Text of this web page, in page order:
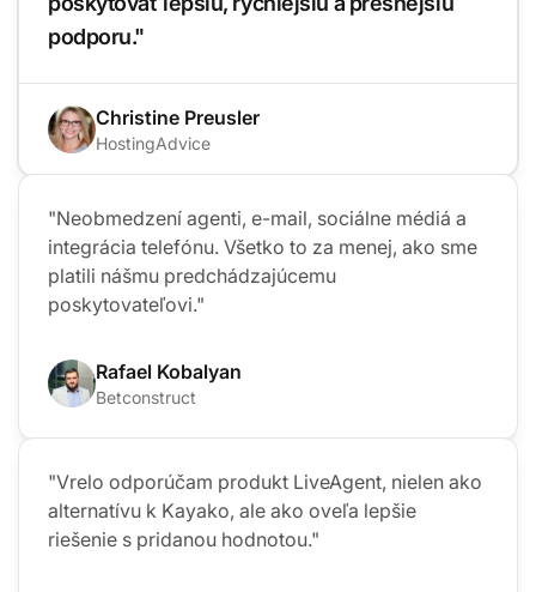
podporu."
Christine Preusler
HostingAdvice
"Neobmedzení agenti, e-mail, sociálne médiá a
integrácia telefónu. Všetko to za menej, ako sme
platili nášmu predchádzajúcemu
poskytovateľovi."
Rafael Kobalyan
Betconstruct
"Vrelo odporúčam produkt LiveAgent, nielen ako
alternatívu k Kayako, ale ako oveľa lepšie
riešenie s pridanou hodnotou."